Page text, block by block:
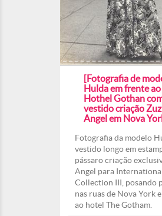
[Fotografia de
Hulda em frente ao
Hothel Gothan
vestido criação
Angel em Nova
Fotografia da modelo
vestido longo em
pássaro criação
Angel para
Collection III, posando
nas ruas de Nova York
ao hotel The Gotham.